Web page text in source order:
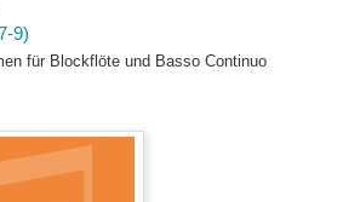
9)
für Blockflöte und Basso Continuo